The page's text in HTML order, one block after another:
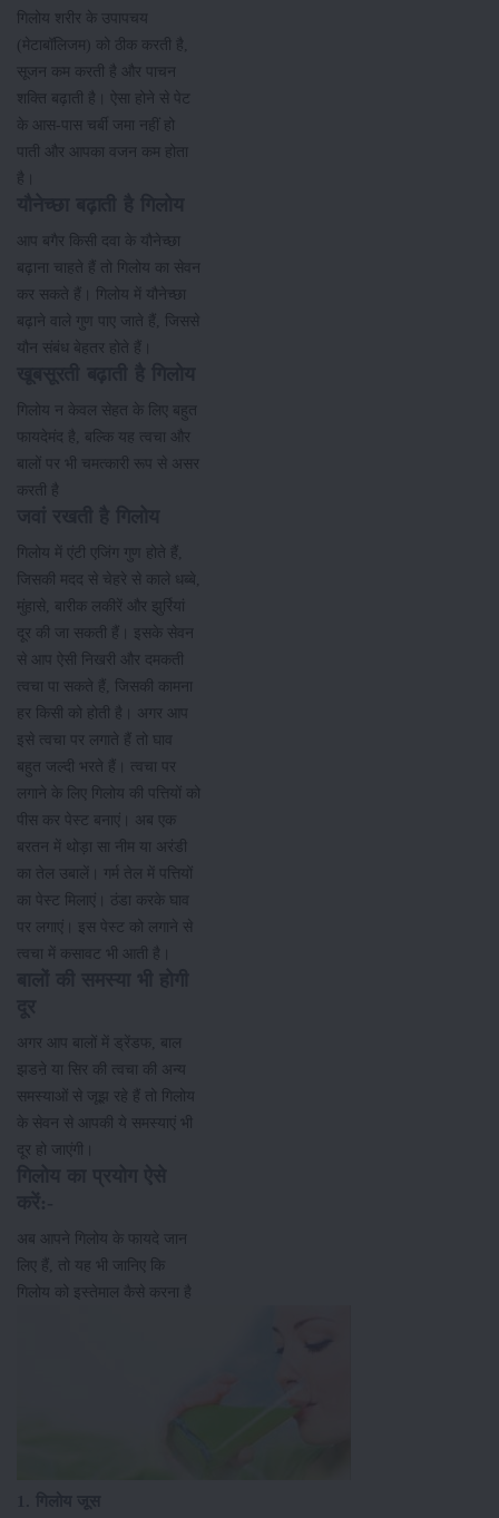
गिलोय शरीर के उपापचय
(मेटाबॉलिजम) को ठीक करती है,
सूजन कम करती है और पाचन
शक्ति बढ़ाती है। ऐसा होने से पेट
के आस-पास चर्बी जमा नहीं हो
पाती और आपका वजन कम होता
है।
आप बगैर किसी दवा के यौनेच्छा
बढ़ाना चाहते हैं तो गिलोय का सेवन
कर सकते हैं। गिलोय में यौनेच्छा
बढ़ाने वाले गुण पाए जाते हैं, जिससे
यौन संबंध बेहतर होते हैं।
गिलोय न केवल सेहत के लिए बहुत
फायदेमंद है, बल्कि यह त्वचा और
बालों पर भी चमत्कारी रूप से असर
करती है
गिलोय में एंटी एजिंग गुण होते हैं,
जिसकी मदद से चेहरे से काले धब्बे,
मुंहासे, बारीक लकीरें और झुर्रियां
दूर की जा सकती हैं। इसके सेवन
से आप ऐसी निखरी और दमकती
त्वचा पा सकते हैं, जिसकी कामना
हर किसी को होती है। अगर आप
इसे त्वचा पर लगाते हैं तो घाव
बहुत जल्दी भरते हैं। त्वचा पर
लगाने के लिए गिलोय की पत्तियों को
पीस कर पेस्ट बनाएं। अब एक
बरतन में थोड़ा सा नीम या अरंडी
का तेल उबालें। गर्म तेल में पत्तियों
का पेस्ट मिलाएं। ठंडा करके घाव
पर लगाएं। इस पेस्ट को लगाने से
त्वचा में कसावट भी आती है।
अगर आप बालों में ड्रेंडफ, बाल
झडऩे या सिर की त्वचा की अन्य
समस्याओं से जूझ रहे हैं तो गिलोय
के सेवन से आपकी ये समस्याएं भी
दूर हो जाएंगी।
अब आपने गिलोय के फायदे जान
लिए हैं, तो यह भी जानिए कि
गिलोय को इस्तेमाल कैसे करना है